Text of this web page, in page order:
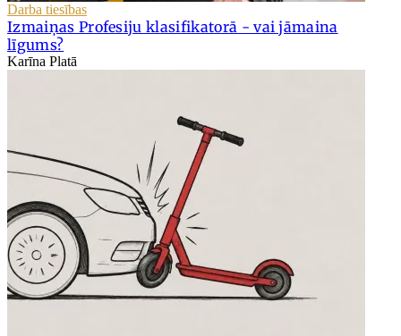
Darba tiesības
Izmaiņas Profesiju klasifikatorā - vai jāmaina
līgums?
Karīna Platā